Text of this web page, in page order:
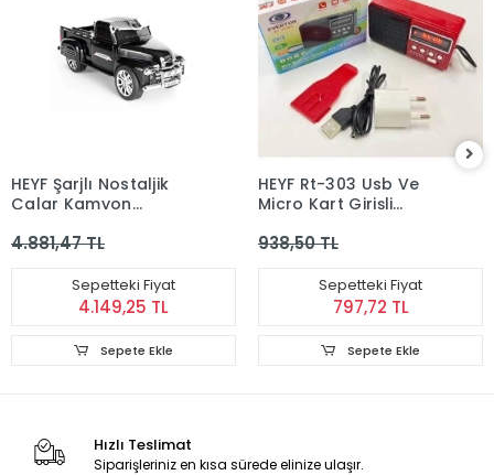
HEYF Şarjlı Nostaljik
Çalar Kamyon
Mp3 Siyah
4.881,47 TL
Sepetteki Fiyat
4.149,25 TL
Sepete Ekle
HEYF Rt-303 Usb Ve
Micro Kart Girişli
938,50 TL
Sepetteki Fiyat
797,72 TL
Sepete Ekle
Hızlı Teslimat
Siparişleriniz en kısa sürede elinize ulaşır.